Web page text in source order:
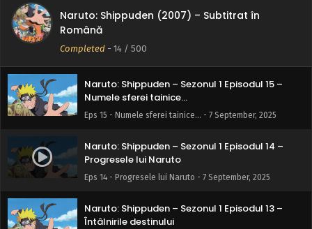
Naruto: Shippuden (2007) – Subtitrat în
Română
Completed - 14 / 500
Naruto: Shippuden – Sezonul 1 Episodul 16 –
Secretul din spatele Jinchuurikilor
2025
Naruto: Shippuden – Sezonul 1 Episodul 15 –
Numele sferei tainice…
Eps 15 - Numele sferei tainice… - 7 September, 2025
Naruto: Shippuden – Sezonul 1 Episodul 14 –
Progresele lui Naruto
Eps 14 - Progresele lui Naruto - 7 September, 2025
Naruto: Shippuden – Sezonul 1 Episodul 13 –
Întâlnirile destinului